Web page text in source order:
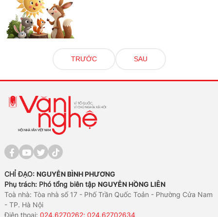
TRƯỚC SAU
CHỈ ĐẠO: NGUYỄN BÌNH PHƯƠNG
Phụ trách: Phó tổng biên tập NGUYỄN HỒNG LIÊN
Toà nhà: Tòa nhà số 17 - Phố Trần Quốc Toản - Phường Cửa Nam
- TP. Hà Nội
Điện thoại:024.6270262; 024.62702634